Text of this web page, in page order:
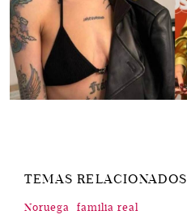
TEMAS RELACIONADOS
Noruega familia real